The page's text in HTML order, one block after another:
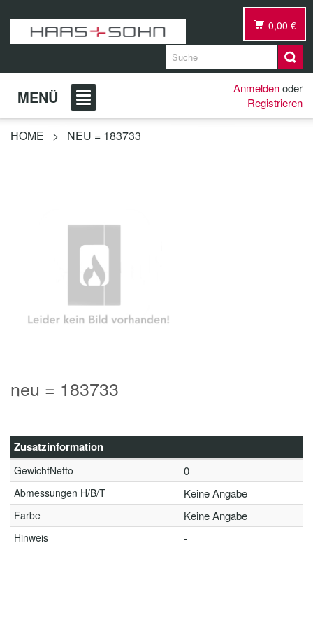
0,00 €
MENÜ Anmeldenoder
Registrieren
HOME > NEU = 183733
neu = 183733
Zusatzinformation
GewichtNetto 0
Abmessungen H/B/T Keine Angabe
Farbe Keine Angabe
Hinweis -